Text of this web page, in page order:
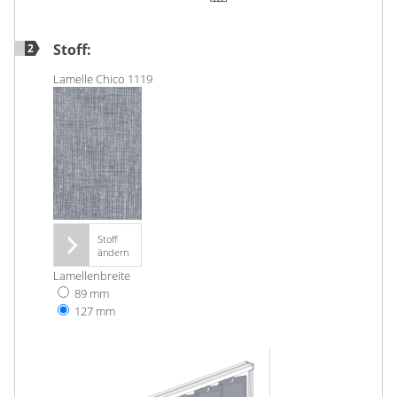
Stoffe
Panneaux
2 Stoff:
Lamelle Chico 1119
Stoff
ändern
Lamellenbreite
89 mm
127 mm